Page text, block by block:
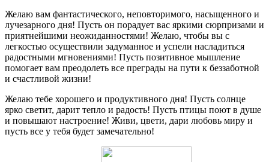
Желаю вам фантастического, неповторимого, насыщенного и
лучезарного дня! Пусть он порадует вас яркими сюрпризами и
приятнейшими неожиданностями! Желаю, чтобы вы с
легкостью осуществили задуманное и успели насладиться
радостными мгновениями! Пусть позитивное мышление
помогает вам преодолеть все преграды на пути к беззаботной
и счастливой жизни!
Желаю тебе хорошего и продуктивного дня! Пусть солнце
ярко светит, дарит тепло и радость! Пусть птицы поют в душе
и повышают настроение! Живи, цвети, дари любовь миру и
пусть все у тебя будет замечательно!